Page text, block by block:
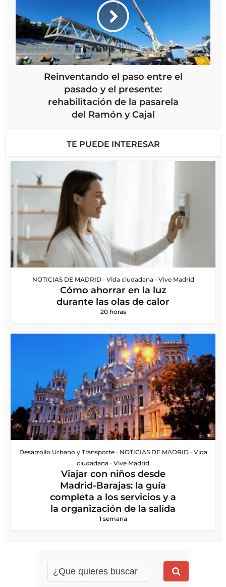
Reinventando el paso entre el
pasado y el presente:
rehabilitación de la pasarela
del Ramón y Cajal
TE PUEDE INTERESAR
NOTICIAS DE MADRID • Vida ciudadana • Vive Madrid
Cómo ahorrar en la luz
durante las olas de calor
20 horas
Desarrollo Urbano y Transporte • NOTICIAS DE MADRID • Vida
ciudadana • Vive Madrid
Viajar con niños desde
Madrid-Barajas: la guía
completa a los servicios y a
la organización de la salida
1 semana